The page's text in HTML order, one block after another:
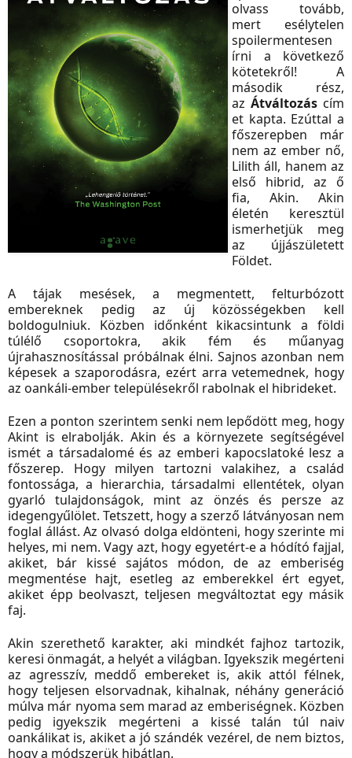
olvass tovább,
mert esélytelen
spoilermentesen
írni a következő
kötetekről! A
második rész,
az Átváltozás cím
et kapta. Ezúttal a
főszerepben már
nem az ember nő,
Lilith áll, hanem az
első hibrid, az ő
fia, Akin. Akin
életén keresztül
ismerhetjük meg
az újjászületett
Földet.
A tájak mesések, a megmentett, felturbózott
embereknek pedig az új közösségekben kell
boldogulniuk. Közben időnként kikacsintunk a földi
túlélő csoportokra, akik fém és műanyag
újrahasznosítással próbálnak élni. Sajnos azonban nem
képesek a szaporodásra, ezért arra vetemednek, hogy
az oankáli-ember településekről rabolnak el hibrideket.
Ezen a ponton szerintem senki nem lepődött meg, hogy
Akint is elrabolják. Akin és a környezete segítségével
ismét a társadalomé és az emberi kapocslatoké lesz a
főszerep. Hogy milyen tartozni valakihez, a család
fontossága, a hierarchia, társadalmi ellentétek, olyan
gyarló tulajdonságok, mint az önzés és persze az
idegengyűlölet. Tetszett, hogy a szerző látványosan nem
foglal állást. Az olvasó dolga eldönteni, hogy szerinte mi
helyes, mi nem. Vagy azt, hogy egyetért-e a hódító fajjal,
akiket, bár kissé sajátos módon, de az emberiség
megmentése hajt, esetleg az emberekkel ért egyet,
akiket épp beolvaszt, teljesen megváltoztat egy másik
faj.
Akin szerethető karakter, aki mindkét fajhoz tartozik,
keresi önmagát, a helyét a világban. Igyekszik megérteni
az agresszív, meddő embereket is, akik attól félnek,
hogy teljesen elsorvadnak, kihalnak, néhány generáció
múlva már nyoma sem marad az emberiségnek. Közben
pedig igyekszik megérteni a kissé talán túl naiv
oankálikat is, akiket a jó szándék vezérel, de nem biztos,
hogy a módszerük hibátlan.